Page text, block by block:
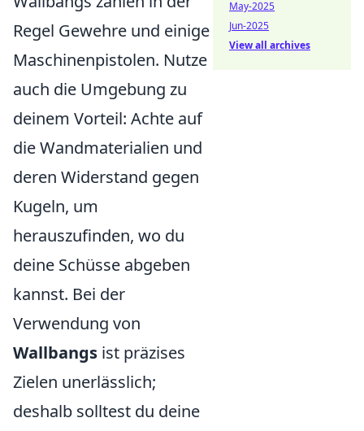
Regel Gewehre und einige
Maschinenpistolen. Nutze
auch die Umgebung zu
deinem Vorteil: Achte auf
die Wandmaterialien und
deren Widerstand gegen
Kugeln, um
herauszufinden, wo du
deine Schüsse abgeben
kannst. Bei der
Verwendung von
Wallbangs ist präzises
Zielen unerlässlich;
deshalb solltest du deine
May-2025
Jun-2025
View all archives